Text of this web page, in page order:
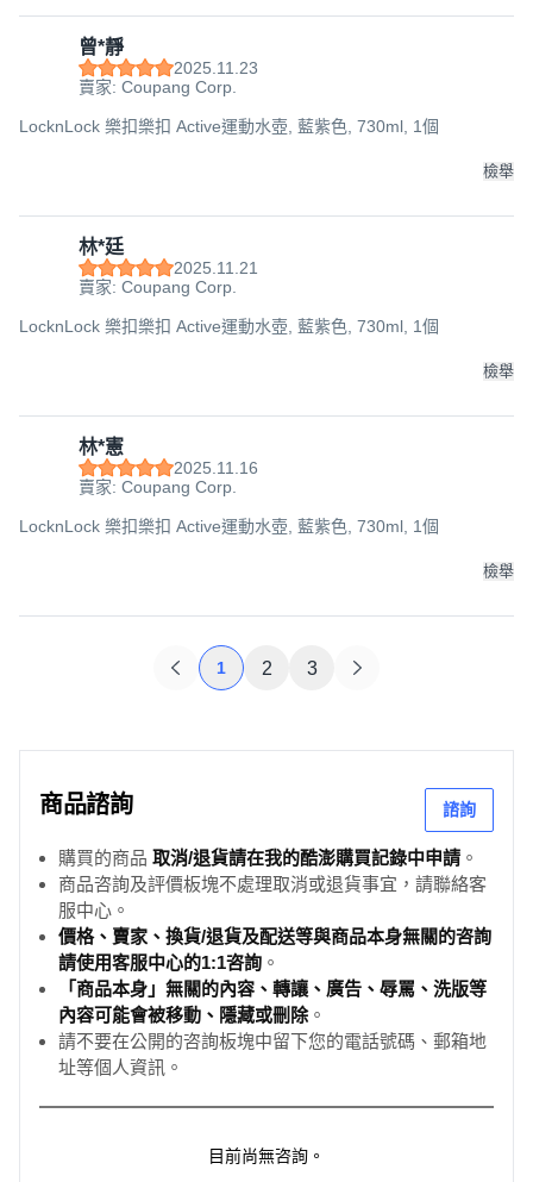
曾*靜
2025.11.23
賣家: Coupang Corp.
LocknLock 樂扣樂扣 Active運動水壺, 藍紫色, 730ml, 1個
檢舉
林*廷
2025.11.21
賣家: Coupang Corp.
LocknLock 樂扣樂扣 Active運動水壺, 藍紫色, 730ml, 1個
檢舉
林*憲
2025.11.16
賣家: Coupang Corp.
LocknLock 樂扣樂扣 Active運動水壺, 藍紫色, 730ml, 1個
檢舉
1 2 3
商品諮詢 諮詢
購買的商品 取消/退貨請在我的酷澎購買記錄中申請 。
商品咨詢及評價板塊不處理取消或退貨事宜，請聯絡客
服中心。
價格、賣家、換貨/退貨及配送等與商品本身無關的咨詢
請使用客服中心的1:1咨詢 。
「商品本身」無關的內容、轉讓、廣告、辱罵、洗版等
內容可能會被移動、隱藏或刪除。
請不要在公開的咨詢板塊中留下您的電話號碼、郵箱地
址等個人資訊。
目前尚無咨詢。